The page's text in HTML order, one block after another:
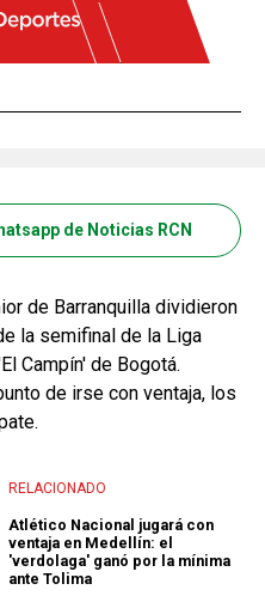
de Noticias RCN
de Barranquilla dividieron
la semifinal de la Liga
Campín' de Bogotá.
de irse con ventaja, los
RELACIONADO
Atlético Nacional jugará con
ventaja en Medellín: el
'verdolaga' ganó por la mínima
ante Tolima